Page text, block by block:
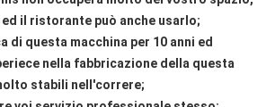
il ristorante può anche usarlo;
di questa macchina per 10 anni ed
nella fabbricazione della questa
stabili nell'correre;